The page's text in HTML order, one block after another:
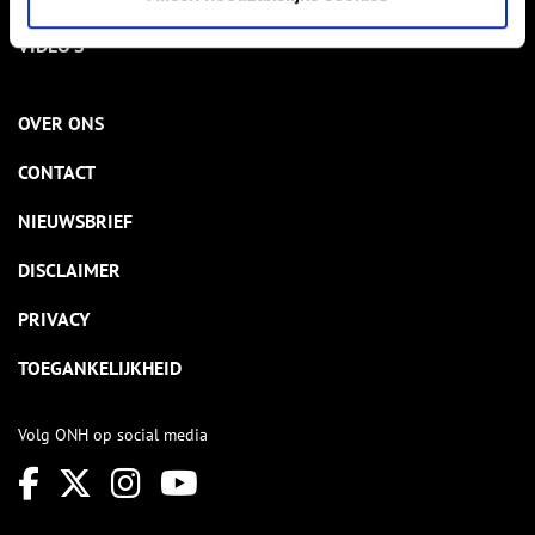
VIDEO’S
OVER ONS
CONTACT
NIEUWSBRIEF
DISCLAIMER
PRIVACY
TOEGANKELIJKHEID
Volg ONH op social media